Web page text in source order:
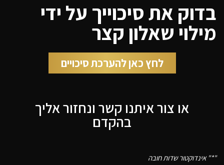
בדוק את סיכוייך על ידי
מילוי שאלון קצר
לחץ כאן להערכת סיכויים
או צור איתנו קשר ונחזור אליך
בהקדם
"
*" אינדוקטור שדות חובה